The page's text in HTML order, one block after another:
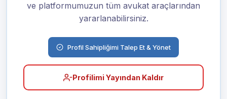
ve platformumuzun tüm avukat araçlarından
yararlanabilirsiniz.
Profil Sahipliğimi Talep Et & Yönet
Profilimi Yayından Kaldır